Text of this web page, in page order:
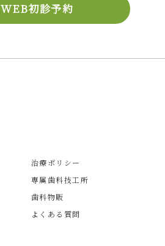
WEB初診予約
治療ポリシー
専属歯科技工所
歯科物販
よくある質問